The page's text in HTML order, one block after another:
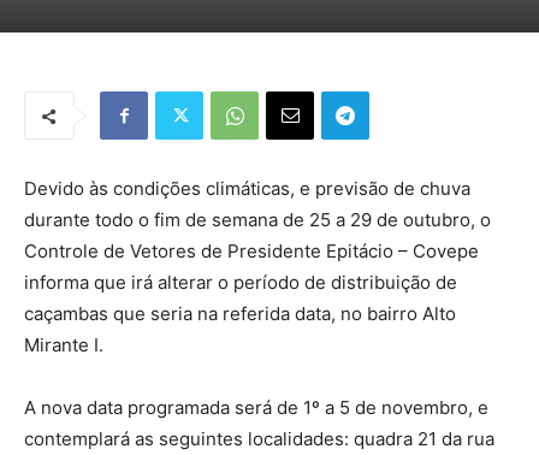
Devido às condições climáticas, e previsão de chuva
durante todo o fim de semana de 25 a 29 de outubro, o
Controle de Vetores de Presidente Epitácio – Covepe
informa que irá alterar o período de distribuição de
caçambas que seria na referida data, no bairro Alto
Mirante I.
A nova data programada será de 1º a 5 de novembro, e
contemplará as seguintes localidades: quadra 21 da rua